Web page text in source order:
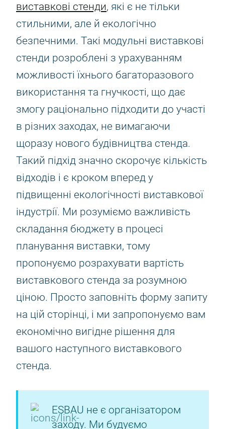
виставкові стенди, які є не тільки
стильними, але й екологічно
безпечними. Такі модульні виставкові
стенди розроблені з урахуванням
можливості їхнього багаторазового
використання та гнучкості, що дає
змогу раціонально підходити до участі
в різних заходах, не вимагаючи
щоразу нового будівництва стенда.
Такий підхід значно скорочує кількість
відходів і є кроком вперед у
підвищенні екологічності виставкової
індустрії. Ми розуміємо важливість
складання бюджету в процесі
планування виставки, тому
пропонуємо розрахувати вартість
виставкового стенда за розумною
ціною. Просто заповніть форму запиту
на цій сторінці, і ми запропонуємо вам
економічно вигідне рішення для
вашого наступного виставкового
стенда.
ESBAU не є організатором
заходу. Ми будуємо